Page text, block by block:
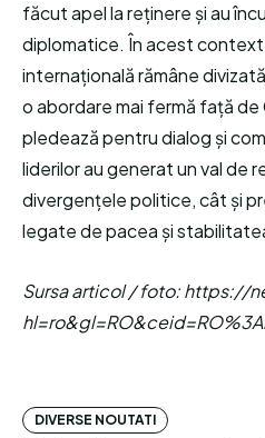
făcut apel la reținere și au
diplomatice. În acest
internațională rămâne
o abordare mai fermă față de
pledează pentru dialog și
liderilor au generat un val de
divergențele politice, cât și
legate de pacea și
Sursa articol / foto: https://
DIVERSE NOUTATI